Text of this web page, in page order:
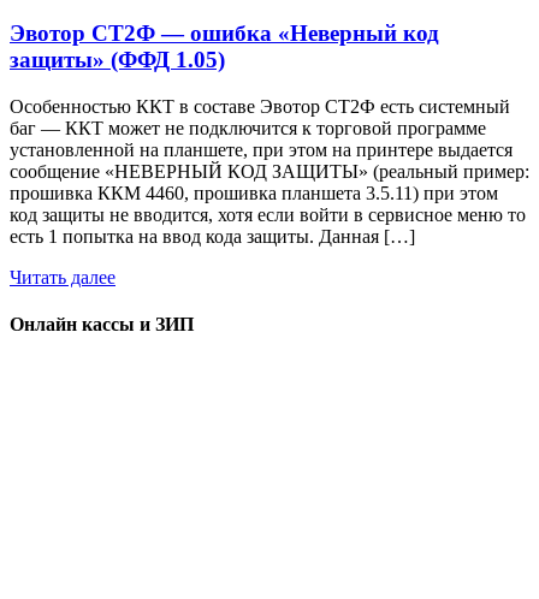
Эвотор СТ2Ф — ошибка «Неверный код
защиты» (ФФД 1.05)
Особенностью ККТ в составе Эвотор СТ2Ф есть системный
баг — ККТ может не подключится к торговой программе
установленной на планшете, при этом на принтере выдается
сообщение «НЕВЕРНЫЙ КОД ЗАЩИТЫ» (реальный пример:
прошивка ККМ 4460, прошивка планшета 3.5.11) при этом
код защиты не вводится, хотя если войти в сервисное меню то
есть 1 попытка на ввод кода защиты. Данная […]
Читать далее
Онлайн кассы и ЗИП